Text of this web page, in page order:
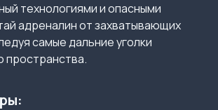
технологиями и опасными
адреналин от захватывающих
самые дальние уголки
пространства.